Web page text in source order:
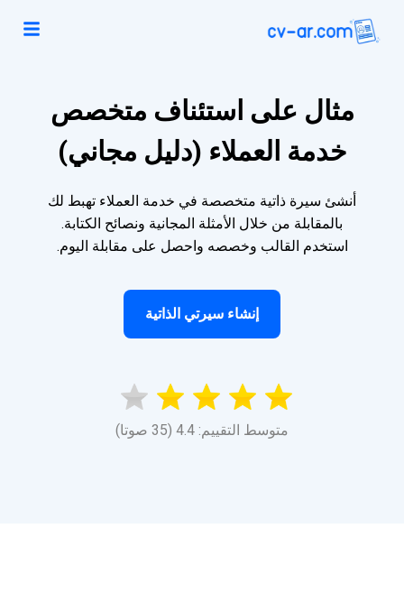
مثال على استئناف متخصص
خدمة العملاء (دليل مجاني)
أنشئ سيرة ذاتية متخصصة في خدمة العملاء تهبط لك
بالمقابلة من خلال الأمثلة المجانية ونصائح الكتابة.
استخدم القالب وخصصه واحصل على مقابلة اليوم.
إنشاء سيرتي الذاتية
متوسط التقييم: 4.4 (35 صوتا)